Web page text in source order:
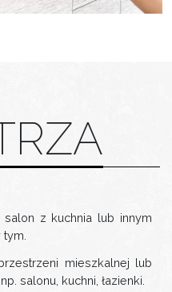
z kuchnia lub innym
mieszkalnej lub
salonu, kuchni, łazienki.